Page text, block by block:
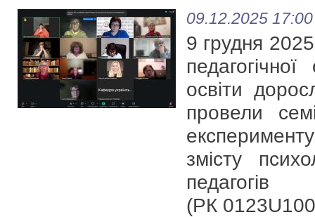
09.12.2025 17:00
9 грудня 2025
освіти
провели
змісту
(РК